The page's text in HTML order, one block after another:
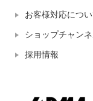
お客様対応につ
ショップチャン
採用情報